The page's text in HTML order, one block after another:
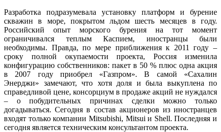
Разработка подразумевала установку платформ и бурение
скважин в море, покрытом льдом шесть месяцев в году.
Российский опыт морского бурения на тот момент
ограничивался теплым Каспием, иностранцы были
необходимы. Правда, по мере приближения к 2011 году –
сроку полной окупаемости проекта, Россия изменила
конфигурацию собственников: пакет в 50 % плюс одна акция
в 2007 году приобрел «Газпром». В самой «Сахалин
Энерджи» замечают, что хотя доля и была выкуплена по
справедливой цене, консорциум в продаже акций не нуждался
– о побудительных причинах сделки можно только
догадываться. Сегодня в состав акционеров из иностранцев
входят только компании Mitsubishi, Mitsui и Shell. Последняя и
сегодня является техническим консультантом проекта.